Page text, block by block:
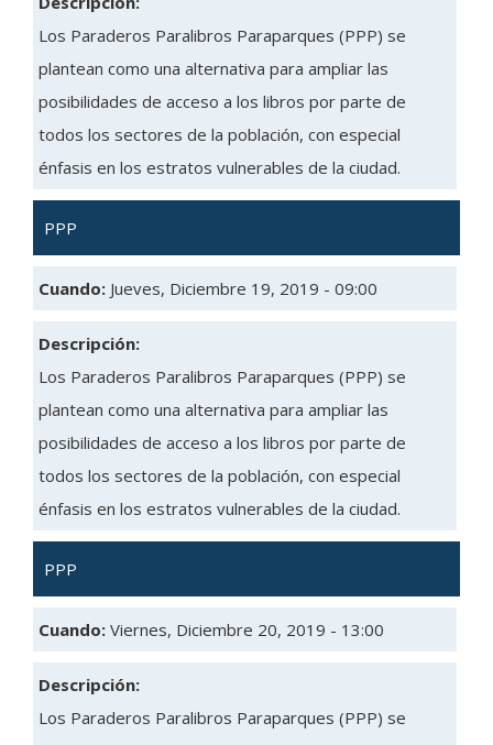
Los Paraderos Paralibros Paraparques (PPP) se
plantean como una alternativa para ampliar las
posibilidades de acceso a los libros por parte de
todos los sectores de la población, con especial
énfasis en los estratos vulnerables de la ciudad.
PPP
Cuando: Jueves, Diciembre 19, 2019 - 09:00
Descripción:
Los Paraderos Paralibros Paraparques (PPP) se
plantean como una alternativa para ampliar las
posibilidades de acceso a los libros por parte de
todos los sectores de la población, con especial
énfasis en los estratos vulnerables de la ciudad.
PPP
Cuando: Viernes, Diciembre 20, 2019 - 13:00
Descripción:
Los Paraderos Paralibros Paraparques (PPP) se